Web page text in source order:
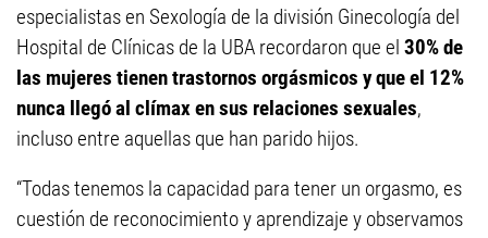
especialistas en Sexología de la división Ginecología del
Hospital de Clínicas de la UBA recordaron que el 30% de
las mujeres tienen trastornos orgásmicos y que el 12%
nunca llegó al clímax en sus relaciones sexuales,
incluso entre aquellas que han parido hijos.
“Todas tenemos la capacidad para tener un orgasmo, es
cuestión de reconocimiento y aprendizaje y observamos